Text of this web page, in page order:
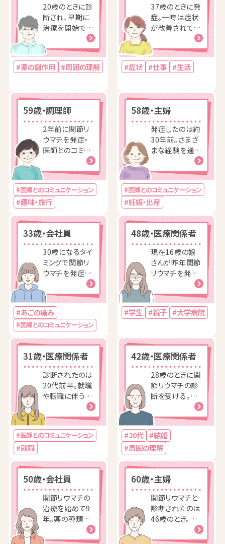
20歳のときに診
断され、早期に
治療を開始でき
たものの、薬の
副作用に悩まさ
れた時期も
#薬の副作用 #周囲の理解
37歳のときに発
症。一時は症状
が改善されてい
たが、再び悪化
し
#症状 #仕事 #生活
59歳・調理師
2年前に関節リ
ウマチを発症・
医師とのコミュ
#医師とのコミュニケーション
#趣味・旅行
58歳・主婦
発症したのは約
30年前。さまざ
まな経験を通し
#医師とのコミュニケーション
#妊娠・出産
33歳・会社員
30歳になるタイ
ミングで関節リ
ウマチを発症。
肩やあごの痛み
などに悩まされ
ながらも、家族
や友人に頼こと
でストレ
#あごの痛み
#医師とのコミュニケーション
48歳・医療関係者
現在16歳の娘
さんが昨年関節
リウマチを発
症。病名が判明
するまでの半年
間、不安な気持
ちを抱える娘に
されてからは、
良い
#学生 #親子 #大学病院
31歳・医療関係者
診断されたのは
20代前半。就職
や転職に伴う転
居で、病院を変
更しながら治療
を続けること
に。
#医師とのコミュニケーション
#就職
42歳・医療関係者
28歳のときに関
節リウマチの診
断を受ける。病
気に関して周囲
から理解を得ら
れず、苦労した
経験も。
#20代 #結婚
#周囲の理解
50歳・会社員
関節リウマチの
治療を始めて9
年。薬の種類や
量を細かく調節
したことによっ
60歳・主婦
関節リウマチと
診断されたのは
46歳のとき。診
断されてから2
年後に、よりよ